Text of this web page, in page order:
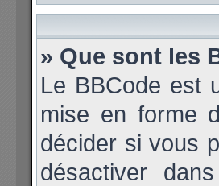
» Que sont les
Le BBCode est
mise en forme
décider si vous
désactiver